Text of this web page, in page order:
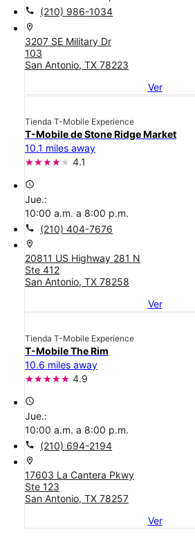
call (210) 986-1034
location_on
3207 SE Military Dr
103
San Antonio, TX 78223
Ver
Tienda T-Mobile Experience
T-Mobile de Stone Ridge Market
10.1 miles away
4.1
access_time
Jue.:
10:00 a.m. a 8:00 p.m.
call (210) 404-7676
location_on
20811 US Highway 281 N
Ste 412
San Antonio, TX 78258
Ver
Tienda T-Mobile Experience
T-Mobile The Rim
10.6 miles away
4.9
access_time
Jue.:
10:00 a.m. a 8:00 p.m.
call (210) 694-2194
location_on
17603 La Cantera Pkwy
Ste 123
San Antonio, TX 78257
Ver